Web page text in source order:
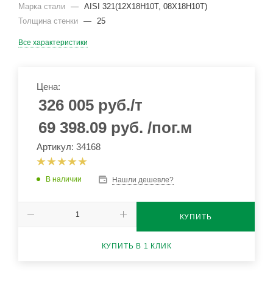
Марка стали — AISI 321(12Х18Н10Т, 08Х18Н10Т)
Толщина стенки — 25
Все характеристики
Цена:
326 005 руб./т
69 398.09 руб. /пог.м
Артикул: 34168
В наличии Нашли дешевле?
КУПИТЬ
КУПИТЬ В 1 КЛИК